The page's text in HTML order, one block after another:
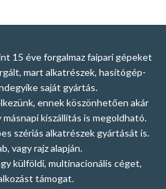
15 éve forgalmaz faipari gépeket
mart alkatrészek, hasítógép-
saját gyártás.
ennek köszönhetően akár
kiszállítás is megoldható.
szériás alkatrészek gyártását is.
vagy rajz alapján.
külföldi, multinacionális céget,
támogat.